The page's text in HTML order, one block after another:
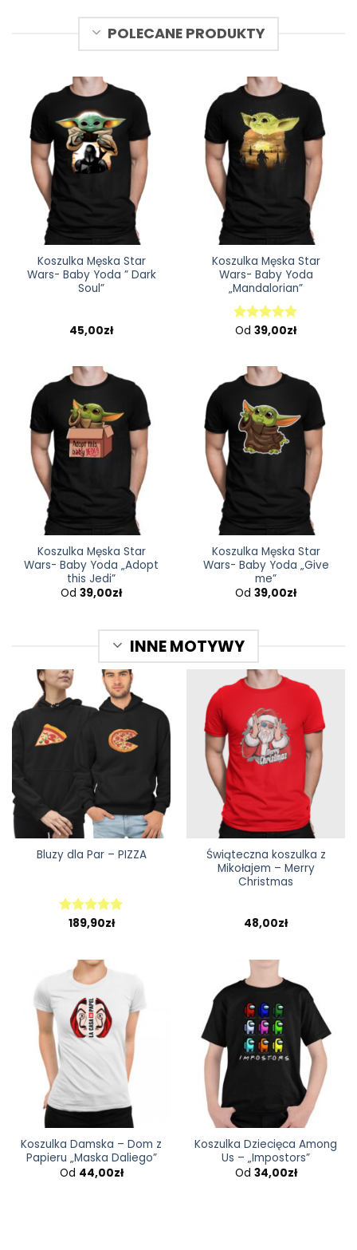
POLECANE PRODUKTY
Koszulka Męska Star
Wars- Baby Yoda ” Dark
Soul”
45,00zł
Koszulka Męska Star
Wars- Baby Yoda
„Mandalorian”
Oceniono
Od 39,00zł
Koszulka Męska Star
Wars- Baby Yoda „Adopt
this Jedi”
Od 39,00zł
Koszulka Męska Star
Wars- Baby Yoda „Give
me”
Od 39,00zł
INNE MOTYWY
Bluzy dla Par – PIZZA
Oceniono
189,90zł
Świąteczna koszulka z
Mikołajem – Merry
Christmas
48,00zł
Koszulka Damska – Dom z
Papieru „Maska Daliego”
Od 44,00zł
Koszulka Dziecięca Among
Us – „Impostors”
Od 34,00zł